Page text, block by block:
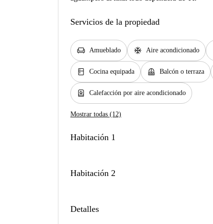
Servicios de la propiedad
chair Amueblado ac_unit Aire acondicionado
kitchen Cocina equipada balcony Balcón o terraza
water_heater Calefacción por aire acondicionado
Mostrar todas (12)
Habitación 1
Habitación 2
Detalles